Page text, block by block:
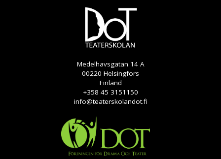
Medelhavsgatan 14 A
00220 Helsingfors
Finland
+358 45 3151150
info@teaterskolandot.fi